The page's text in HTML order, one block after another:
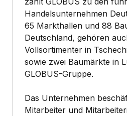
Handelsunternehmen
65 Markthallen und 88
Deutschland, gehören
Vollsortimenter in
sowie zwei Baumärkte in
GLOBUS-Gruppe.
Das Unternehmen
Mitarbeiter und